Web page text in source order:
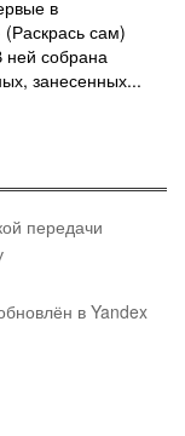
в
(Раскрась сам)
ней собрана
занесенных...
передачи
в Yandex